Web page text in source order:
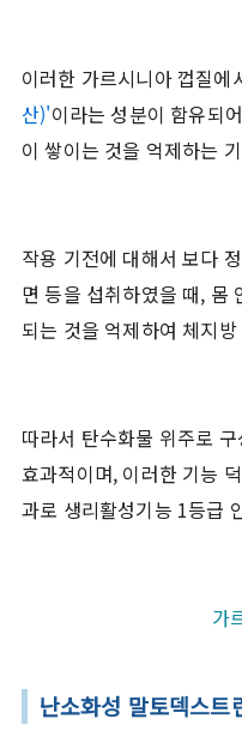
이러한 가르시니아 껍질에
산)'이라는 성분이 함유되
이 쌓이는 것을 억제하는
작용 기전에 대해서 보다
면 등을 섭취하였을 때, 몸
되는 것을 억제하여 체지
따라서 탄수화물 위주로
효과적이며, 이러한 기능
과로 생리활성기능 1등급
가
난소화성 말토덱스트